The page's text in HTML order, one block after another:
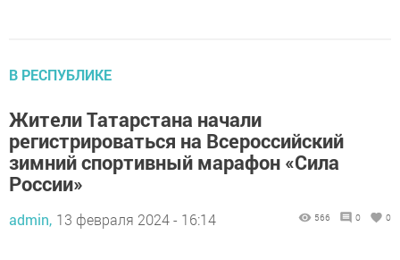
В РЕСПУБЛИКЕ
Жители Татарстана начали
регистрироваться на Всероссийский
зимний спортивный марафон «Сила
России»
admin, 13 февраля 2024 - 16:14 566 0 0